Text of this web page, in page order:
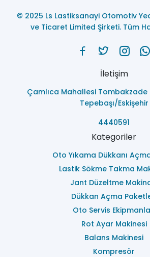
© 2025 Ls Lastiksanayi Otomotiv
ve Ticaret Limited Şirketi. Tüm
İletişim
Çamlıca Mahallesi Tombakzade
Tepebaşı/Eskişehir
4440591
Kategoriler
Oto Yıkama Dükkanı
Lastik Sökme Takma
Jant Düzeltme
Dükkan Açma
Oto Servis
Rot Ayar Makinesi
Balans Makinesi
Kompresör